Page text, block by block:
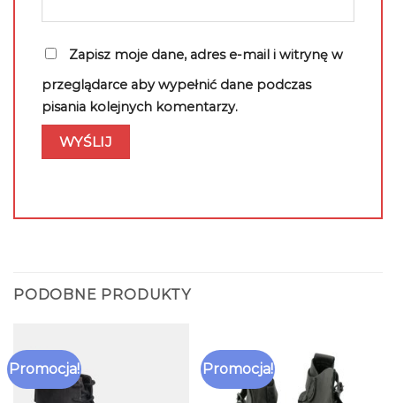
Zapisz moje dane, adres e-mail i witrynę w
przeglądarce aby wypełnić dane podczas
pisania kolejnych komentarzy.
PODOBNE PRODUKTY
Promocja! Promocja!